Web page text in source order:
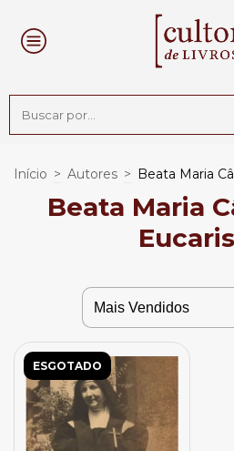
Início > Autores > Beata Maria
Beata Maria
ESGOTADO